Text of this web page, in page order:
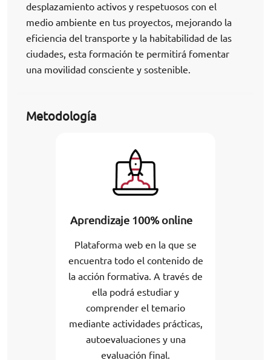
desplazamiento activos y respetuosos con el
medio ambiente en tus proyectos, mejorando la
eficiencia del transporte y la habitabilidad de las
ciudades, esta formación te permitirá fomentar
una movilidad consciente y sostenible.
Metodología
Aprendizaje 100% online
Plataforma web en la que se
encuentra todo el contenido de
la acción formativa. A través de
ella podrá estudiar y
comprender el temario
mediante actividades prácticas,
autoevaluaciones y una
evaluación final.